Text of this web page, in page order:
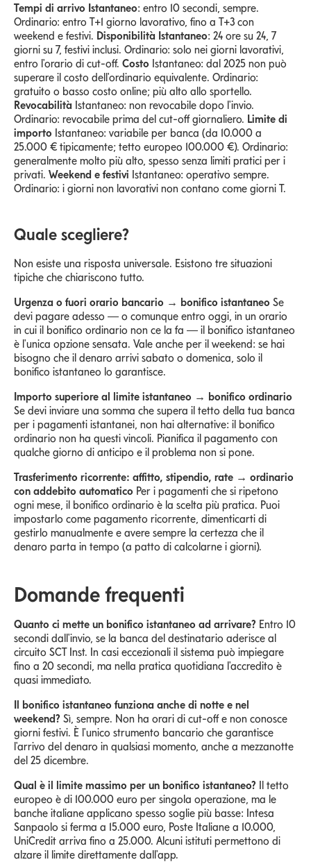
Tempi di arrivo Istantaneo: entro 10 secondi, sempre.
Ordinario: entro T+1 giorno lavorativo, fino a T+3 con
weekend e festivi. Disponibilità Istantaneo: 24 ore su 24, 7
giorni su 7, festivi inclusi. Ordinario: solo nei giorni lavorativi,
entro l'orario di cut-off. Costo Istantaneo: dal 2025 non può
superare il costo dell'ordinario equivalente. Ordinario:
gratuito o basso costo online; più alto allo sportello.
Revocabilità Istantaneo: non revocabile dopo l'invio.
Ordinario: revocabile prima del cut-off giornaliero. Limite di
importo Istantaneo: variabile per banca (da 10.000 a
25.000 € tipicamente; tetto europeo 100.000 €). Ordinario:
generalmente molto più alto, spesso senza limiti pratici per i
privati. Weekend e festivi Istantaneo: operativo sempre.
Ordinario: i giorni non lavorativi non contano come giorni T.
Quale scegliere?
Non esiste una risposta universale. Esistono tre situazioni
tipiche che chiariscono tutto.
Urgenza o fuori orario bancario → bonifico istantaneo Se
devi pagare adesso — o comunque entro oggi, in un orario
in cui il bonifico ordinario non ce la fa — il bonifico istantaneo
è l'unica opzione sensata. Vale anche per il weekend: se hai
bisogno che il denaro arrivi sabato o domenica, solo il
bonifico istantaneo lo garantisce.
Importo superiore al limite istantaneo → bonifico ordinario
Se devi inviare una somma che supera il tetto della tua banca
per i pagamenti istantanei, non hai alternative: il bonifico
ordinario non ha questi vincoli. Pianifica il pagamento con
qualche giorno di anticipo e il problema non si pone.
Trasferimento ricorrente: affitto, stipendio, rate → ordinario
con addebito automatico Per i pagamenti che si ripetono
ogni mese, il bonifico ordinario è la scelta più pratica. Puoi
impostarlo come pagamento ricorrente, dimenticarti di
gestirlo manualmente e avere sempre la certezza che il
denaro parta in tempo (a patto di calcolarne i giorni).
Domande frequenti
Quanto ci mette un bonifico istantaneo ad arrivare? Entro 10
secondi dall'invio, se la banca del destinatario aderisce al
circuito SCT Inst. In casi eccezionali il sistema può impiegare
fino a 20 secondi, ma nella pratica quotidiana l'accredito è
quasi immediato.
Il bonifico istantaneo funziona anche di notte e nel
weekend? Sì, sempre. Non ha orari di cut-off e non conosce
giorni festivi. È l'unico strumento bancario che garantisce
l'arrivo del denaro in qualsiasi momento, anche a mezzanotte
del 25 dicembre.
Qual è il limite massimo per un bonifico istantaneo? Il tetto
europeo è di 100.000 euro per singola operazione, ma le
banche italiane applicano spesso soglie più basse: Intesa
Sanpaolo si ferma a 15.000 euro, Poste Italiane a 10.000,
UniCredit arriva fino a 25.000. Alcuni istituti permettono di
alzare il limite direttamente dall'app.